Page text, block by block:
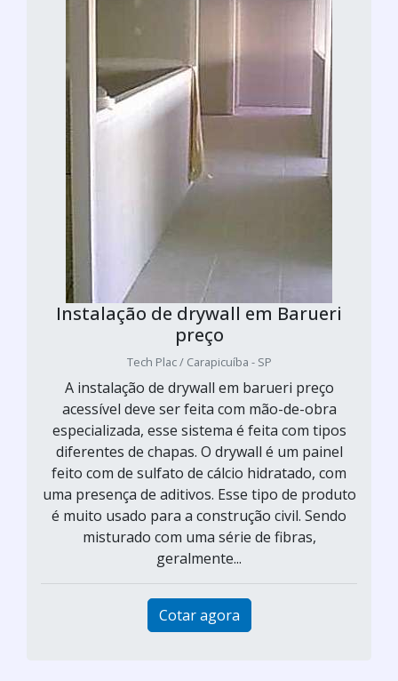
Instalação de drywall em Barueri
preço
Tech Plac / Carapicuíba - SP
A instalação de drywall em barueri preço
acessível deve ser feita com mão-de-obra
especializada, esse sistema é feita com tipos
diferentes de chapas. O drywall é um painel
feito com de sulfato de cálcio hidratado, com
uma presença de aditivos. Esse tipo de produto
é muito usado para a construção civil. Sendo
misturado com uma série de fibras,
geralmente...
Cotar agora